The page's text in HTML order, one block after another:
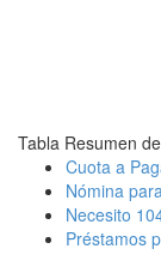
Tabla Resumen
Cuota a
Nómina
Necesito
Préstamos